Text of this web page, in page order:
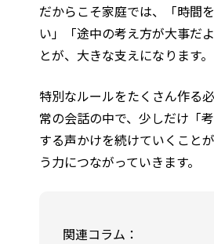
だからこそ家庭では、「時間
い」「途中の考え方が大事だ
とが、大きな支えになります。
特別なルールをたくさん作る
常の会話の中で、少しだけ「
する声かけを続けていくこと
う力につながっていきます。
関連コラム：